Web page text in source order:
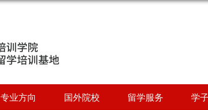
专业方向 国外院校 留学服务 学